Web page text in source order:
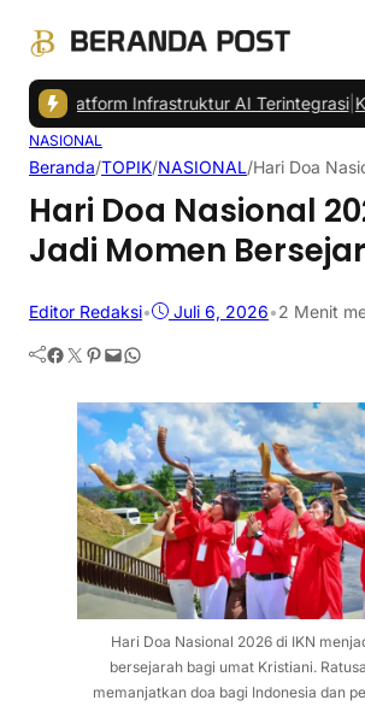
Infrastruktur AI Terintegrasi|
NASIONAL
Beranda/TOPIK/NASIONAL/Hari Doa
Hari Doa Nasional
Jadi Momen
Editor Redaksi• Juli 6, 2026•2 Menit
Facebook Twitter Pinterest Mail WhatsApp
Hari Doa Nasional 2026 di IKN
bersejarah bagi umat Kristiani.
memanjatkan doa bagi Indonesia dan